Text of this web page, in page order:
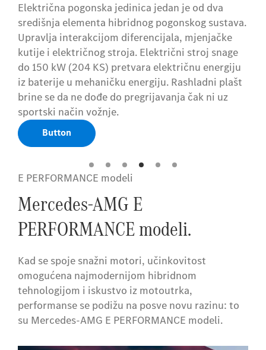
Električna pogonska jedinica jedan je od dva
središnja elementa hibridnog pogonskog sustava.
Upravlja interakcijom diferencijala, mjenjačke
kutije i električnog stroja. Električni stroj snage
do 150 kW (204 KS) pretvara električnu energiju
iz baterije u mehaničku energiju. Rashladni plašt
brine se da ne dođe do pregrijavanja čak ni uz
sportski način vožnje.
Button
E PERFORMANCE modeli
Mercedes-AMG E
PERFORMANCE modeli.
Kad se spoje snažni motori, učinkovitost
omogućena najmodernijom hibridnom
tehnologijom i iskustvo iz motoutrka,
performanse se podižu na posve novu razinu: to
su Mercedes-AMG E PERFORMANCE modeli.